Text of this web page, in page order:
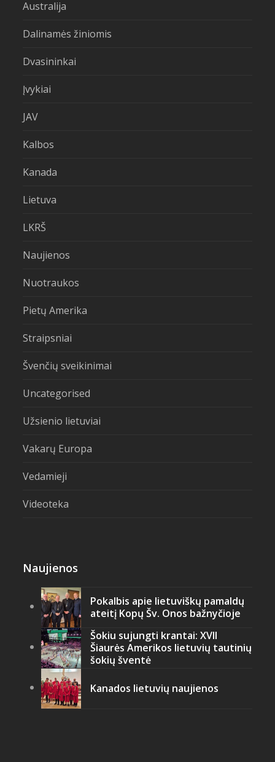
Australija
Dalinamės žiniomis
Dvasininkai
Įvykiai
JAV
Kalbos
Kanada
Lietuva
LKRŠ
Naujienos
Nuotraukos
Pietų Amerika
Straipsniai
Švenčių sveikinimai
Uncategorised
Užsienio lietuviai
Vakarų Europa
Vedamieji
Videoteka
Naujienos
Pokalbis apie lietuviškų pamaldų
ateitį Kopų Šv. Onos bažnyčioje
Šokiu sujungti krantai: XVII
Šiaurės Amerikos lietuvių tautinių
šokių šventė
Kanados lietuvių naujienos